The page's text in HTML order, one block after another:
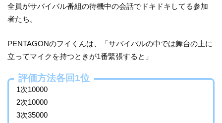
全員がサバイバル番組の待機中の会話でドキドキしてる参加
者たち。
PENTAGONのフイくんは、「サバイバルの中では舞台の上に
立ってマイクを持つときが1番緊張すると」
評価方法各回1位
1次10000
2次10000
3次35000